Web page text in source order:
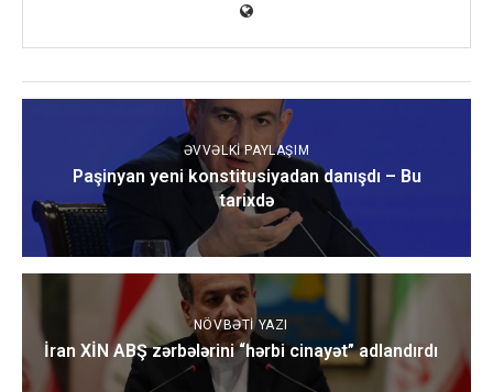
ƏVVƏLKI PAYLAŞIM
Paşinyan yeni konstitusiyadan danışdı – Bu
tarixdə
NÖVBƏTI YAZI
İran XİN ABŞ zərbələrini “hərbi cinayət” adlandırdı